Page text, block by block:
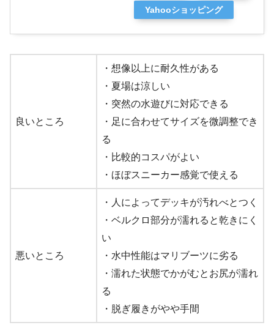
Yahooショッピング
良いところ
・想像以上に耐久性がある
・夏場は涼しい
・突然の水遊びに対応できる
・足に合わせてサイズを微調整でき
る
・比較的コスパがよい
・ほぼスニーカー感覚で使える
悪いところ
・人によってデッキが汚れべとつく
・ベルクロ部分が濡れると乾きにく
い
・水中性能はマリブーツに劣る
・濡れた状態でかがむとお尻が濡れ
る
・脱ぎ履きがやや手間